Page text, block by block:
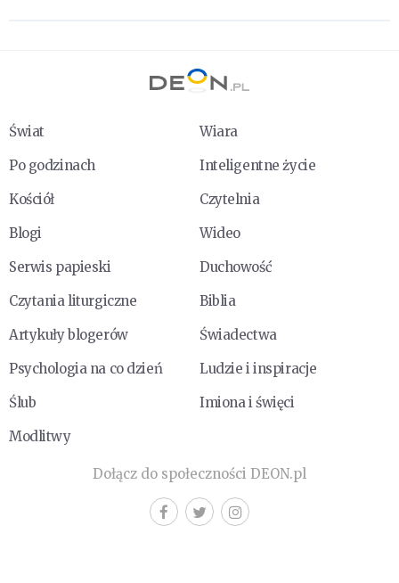
Świat
Wiara
Po godzinach
Inteligentne życie
Kościół
Czytelnia
Blogi
Wideo
Serwis papieski
Duchowość
Czytania liturgiczne
Biblia
Artykuły blogerów
Świadectwa
Psychologia na co dzień
Ludzie i inspiracje
Ślub
Imiona i święci
Modlitwy
Dołącz do społeczności DEON.pl